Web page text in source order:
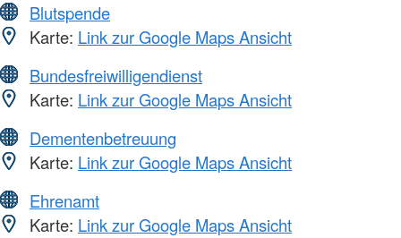
Blutspende
Karte: Link zur Google Maps Ansicht
Bundesfreiwilligendienst
Karte: Link zur Google Maps Ansicht
Dementenbetreuung
Karte: Link zur Google Maps Ansicht
Ehrenamt
Karte: Link zur Google Maps Ansicht